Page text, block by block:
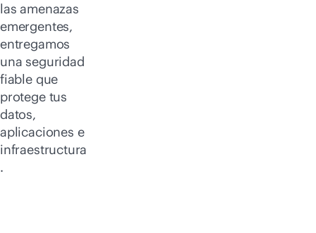
las amenazas
emergentes,
entregamos
una seguridad
fiable que
protege tus
datos,
aplicaciones e
infraestructura
.